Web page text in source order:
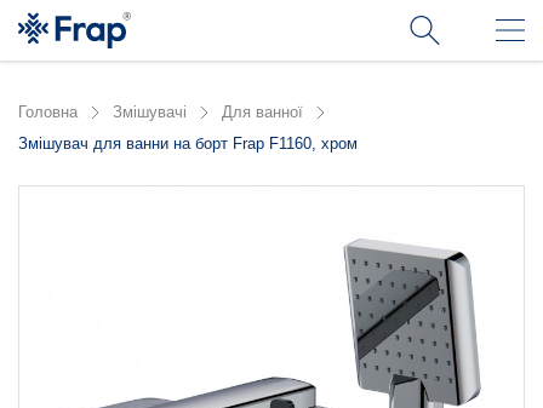
Головна Змішувачі
Для ванної
Змішувач для ванни на борт Frap F1160, хром